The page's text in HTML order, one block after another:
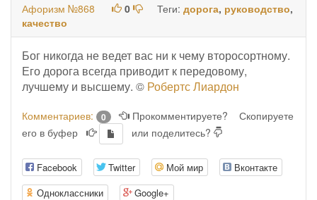
Афоризм №868 0 Теги: дорога, руководство,
качество
Бог никогда не ведет вас ни к чему второсортному.
Его дорога всегда приводит к передовому,
лучшему и высшему. © Робертс Лиардон
Комментариев: 0 Прокомментируете?
Скопируете
его в буфер
или поделитесь?
Facebook Twitter Мой мир
Вконтакте
Одноклассники
Google+